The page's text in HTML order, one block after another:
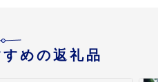
めの返礼品